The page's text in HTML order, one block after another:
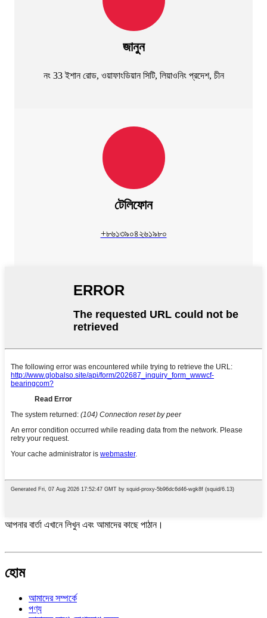
জানুন
নং 33 ইশান রোড, ওয়াফাংডিয়ান সিটি, লিয়াওনিং প্রদেশ, চীন
টেলিফোন
+৮৬১৩৯০৪২৬১৯৮০
আপনার বার্তা এখানে লিখুন এবং আমাদের কাছে পাঠান।
হোম
আমাদের সম্পর্কে
পণ্য